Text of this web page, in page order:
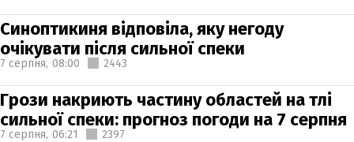
Синоптикиня відповіла, яку негоду
очікувати після сильної спеки
7 серпня, 08:00 2443
Грози накриють частину областей на тлі
сильної спеки: прогноз погоди на 7 серпня
7 серпня, 06:21 2397